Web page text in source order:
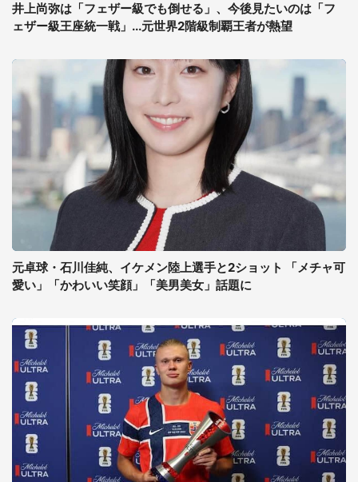
井上尚弥は「フェザー級でも倒せる」、今後見たいのは「フ
ェザー級王座統一戦」...元世界2階級制覇王者が熱望
元卓球・石川佳純、イケメン陸上選手と2ショット 「メチャ可
愛い」「かわいい笑顔」「美男美女」話題に